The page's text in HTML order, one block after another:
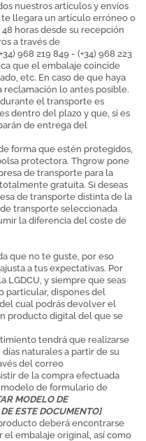
nuestros artículos y envíos
te llegara un artículo erróneo o
horas desde su recepción
a través de
968 219 849 - (+34) 968 223
que el embalaje coincide
etc. En caso de que haya
reclamación lo antes posible.
el transporte es
dentro del plazo y que, si es
de entrega del
forma que estén protegidos,
protectora. Thgrow pone
de transporte para la
gratuita. Si deseas
de transporte distinta de la
transporte seleccionada
la diferencia del coste de
que no te guste, por eso
a tus expectativas. Por
LGDCU, y siempre que seas
particular, dispones del
cual podrás devolver el
producto digital del que se
tendrá que realizarse
días naturales a partir de su
del correo
de la compra efectuada
de formulario de
MODELO DE
ESTE DOCUMENTO]
deberá encontrarse
el embalaje original, así como